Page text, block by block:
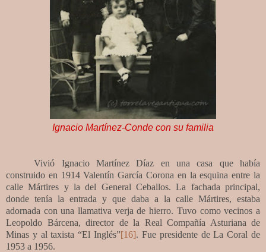
Ignacio Martínez-Conde con su familia
Vivió Ignacio Martínez Díaz en una casa que había
construido en 1914 Valentín García Corona en la esquina entre la
calle Mártires y la del General Ceballos. La fachada principal,
donde tenía la entrada y que daba a la calle Mártires, estaba
adornada con una llamativa verja de hierro. Tuvo como vecinos a
Leopoldo Bárcena, director de la Real Compañía Asturiana de
Minas y al taxista “El Inglés”[16]. Fue presidente de La Coral de
1953 a 1956.